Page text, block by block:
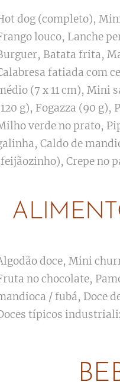
dog (completo),
louco, Lanche
Batata frita,
fatiada com
(7 x 11 cm), Mini
g), Fogazza (90 g),
verde no prato,
Caldo de
Crepe no
doce, Mini
no chocolate,
/ fubá, Doce
típicos